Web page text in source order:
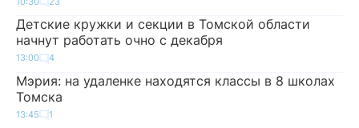
Детские кружки и секции в Томской области
начнут работать очно с декабря
13:00 4
Мэрия: на удаленке находятся классы в 8 школах
Томска
13:45 1